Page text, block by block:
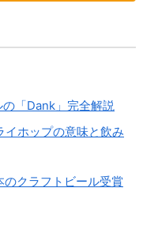
「Dank」完全解説
イホップの意味と飲み
クラフトビール受賞